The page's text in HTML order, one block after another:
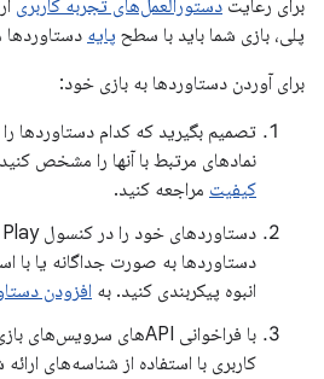
برای رعایت دستورالعمل‌های تجربه کاربری
پلی، بازی شما باید با سطح پایه
برای آوردن دستاوردها به بازی خود:
تصمیم بگیرید که کدام دستاوردها را
نمادهای مرتبط با آنها را مشخص
کیفیت مراجعه کنید.
دستاوردها به صورت جداگانه یا با
انبوه پیکربندی کنید. به افزودن
کاربری با استفاده از شناسه‌های ارائه